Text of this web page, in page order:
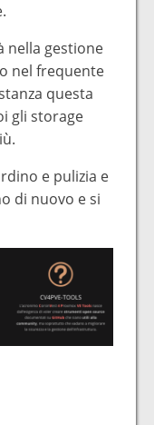
nella gestione
nel frequente
questa
gli storage
e pulizia e
di nuovo e si